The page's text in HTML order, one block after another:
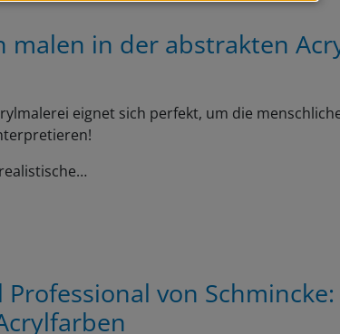
malen in der abstrakten
eignet sich perfekt, um die
Professional von